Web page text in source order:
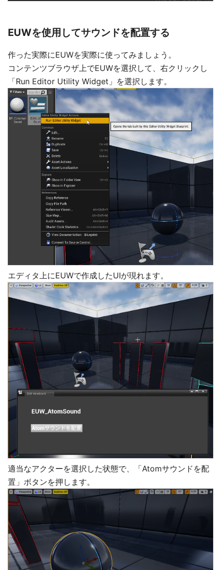
EUWを使用してサウンドを配置する
作った実際にEUWを実際に使ってみましょう。
コンテンツブラウザ上でEUWを選択して、右クリックし
「Run Editor Utility Widget」を選択します。
エディタ上にEUWで作成したUIが現れます。
適当なアクターを選択した状態で、「Atomサウンドを配
置」ボタンを押します。